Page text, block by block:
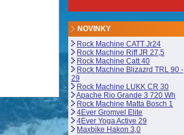
NOVINKY
Rock Machine CATT Jr24
Rock Machine Riff JR 27,5
Rock Machine Catt 40
Rock Machine Blizazrd TRL 90 -
29
Rock Machine LUKK CR 30
Apache Rio Grande 3 720 Wh
Rock Machine Matta Bosch 1
4Ever Gromvel Elite
4Ever Yoga Active 29
Maxbike Hakon 3,0